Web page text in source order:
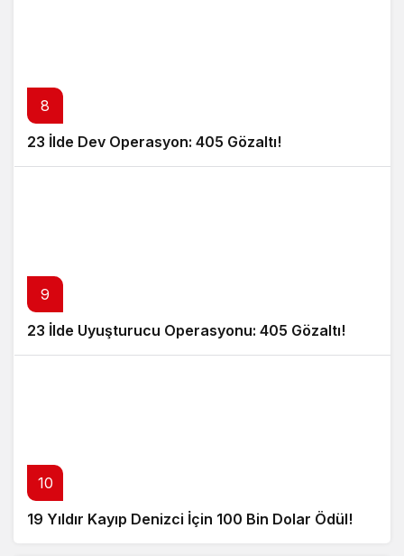
8
23 İlde Dev Operasyon: 405 Gözaltı!
9
23 İlde Uyuşturucu Operasyonu: 405 Gözaltı!
10
19 Yıldır Kayıp Denizci İçin 100 Bin Dolar Ödül!